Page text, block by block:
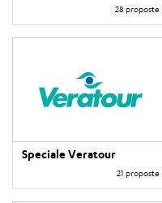
28 proposte
Speciale Veratour
21 proposte